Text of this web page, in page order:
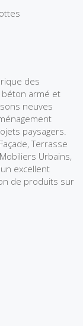
des
armé et
neuves
paysagers.
Terrasse
Urbains,
excellent
de produits sur